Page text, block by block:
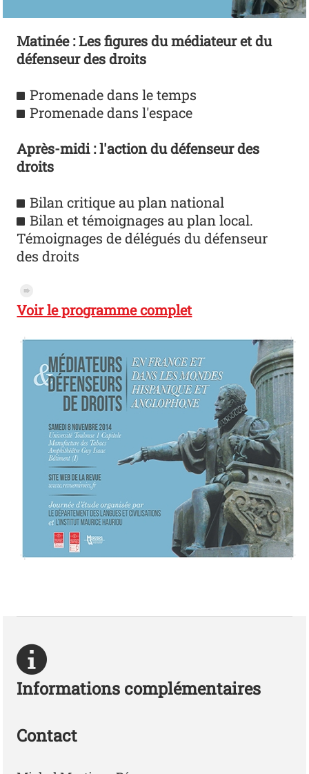
Matinée : Les figures du médiateur et du
défenseur des droits
Promenade dans le temps
Promenade dans l'espace
Après-midi : l'action du défenseur des
droits
Bilan critique au plan national
Bilan et témoignages au plan local.
Témoignages de délégués du défenseur
des droits
pictogramme_basique
Voir le programme complet
Informations complémentaires
Contact